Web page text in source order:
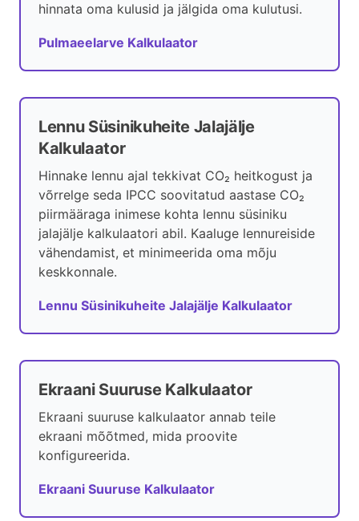
hinnata oma kulusid ja jälgida oma kulutusi.
Pulmaeelarve Kalkulaator
Lennu Süsinikuheite Jalajälje
Kalkulaator
Hinnake lennu ajal tekkivat CO₂ heitkogust ja
võrrelge seda IPCC soovitatud aastase CO₂
piirmääraga inimese kohta lennu süsiniku
jalajälje kalkulaatori abil. Kaaluge lennureiside
vähendamist, et minimeerida oma mõju
keskkonnale.
Lennu Süsinikuheite Jalajälje Kalkulaator
Ekraani Suuruse Kalkulaator
Ekraani suuruse kalkulaator annab teile
ekraani mõõtmed, mida proovite
konfigureerida.
Ekraani Suuruse Kalkulaator